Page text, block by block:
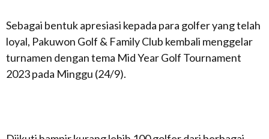
Sebagai bentuk apresiasi kepada para golfer yang telah
loyal, Pakuwon Golf & Family Club kembali menggelar
turnamen dengan tema Mid Year Golf Tournament
2023 pada Minggu (24/9).